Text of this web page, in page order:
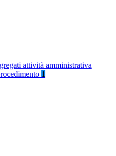
attività amministrativa
1